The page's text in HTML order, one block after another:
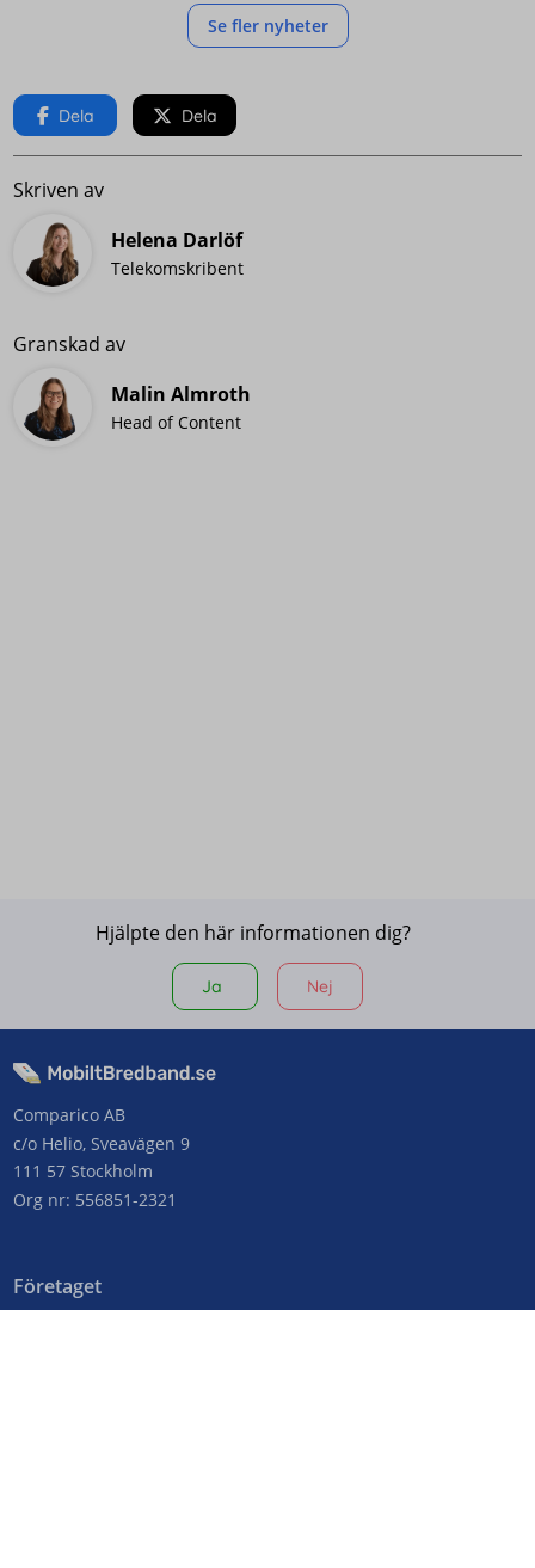
Se fler nyheter
Dela Dela
Skriven av
Helena Darlöf
Telekomskribent
Granskad av
Malin Almroth
Head of Content
Hjälpte den här informationen dig?
Ja Nej
Comparico AB
c/o Helio, Sveavägen 9
111 57 Stockholm
Org nr: 556851-2321
Företaget